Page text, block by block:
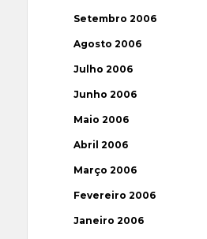
Setembro 2006
Agosto 2006
Julho 2006
Junho 2006
Maio 2006
Abril 2006
Março 2006
Fevereiro 2006
Janeiro 2006